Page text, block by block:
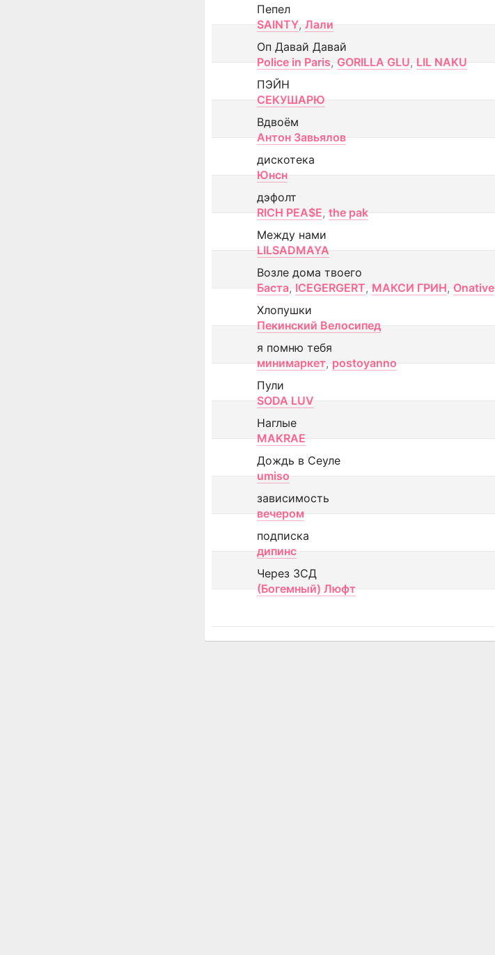
Пепел
SAINTY, Лали
Оп Давай Давай
Police in Paris, GORILLA GLU, LIL NAKU
ПЭЙН
СЕКУШАРЮ
Вдвоём
Антон Завьялов
дискотека
Юнсн
дэфолт
RICH PEA$E, the pak
Между нами
LILSADMAYA
Возле дома твоего
Баста, ICEGERGERT, МАКСИ ГРИН, Onative
Хлопушки
Пекинский Велосипед
я помню тебя
минимаркет, postoyanno
Пули
SODA LUV
Наглые
MAKRAE
Дождь в Сеуле
umiso
зависимость
вечером
подписка
дипинс
Через ЗСД
(Богемный) Люфт